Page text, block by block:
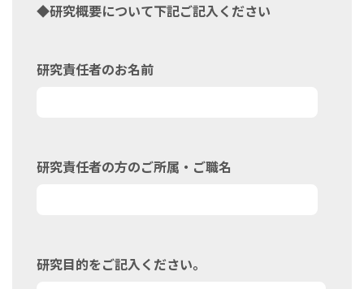
◆研究概要について下記ご記入ください
研究責任者のお名前
研究責任者の方のご所属・ご職名
研究目的をご記入ください。